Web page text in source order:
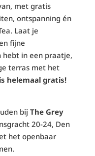
met gratis
ontspanning én
Laat je
fijne
hebt in een praatje,
terras met het
helemaal gratis!
bij The Grey
20-24, Den
het openbaar